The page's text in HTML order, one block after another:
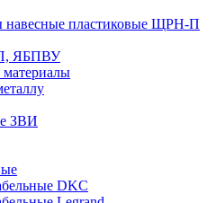
пластиковые ЩРН-П
ЯБПВУ
ЗВИ
DKC